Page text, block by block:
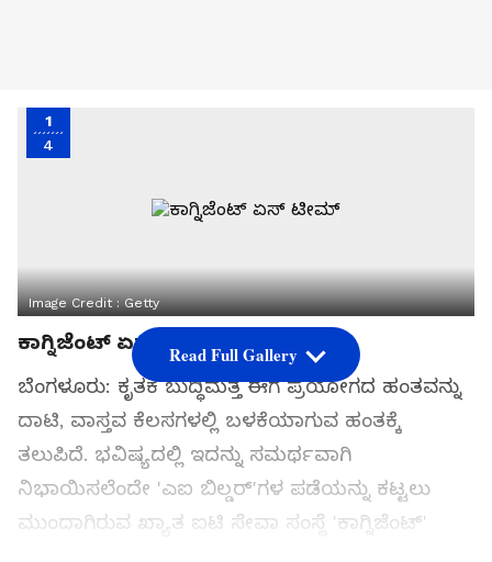
1
4
Image Credit :Getty
ಕಾಗ್ನಿಜೆಂಟ್ ಏಸ್ ಟೀಮ್
ಬೆಂಗಳೂರು: ಕೃತಕ ಬುದ್ಧಿಮತ್ತೆ ಈಗ ಪ್ರಯೋಗದ ಹಂತವನ್ನು
ದಾಟಿ, ವಾಸ್ತವ ಕೆಲಸಗಳಲ್ಲಿ ಬಳಕೆಯಾಗುವ ಹಂತಕ್ಕೆ
ತಲುಪಿದೆ. ಭವಿಷ್ಯದಲ್ಲಿ ಇದನ್ನು ಸಮರ್ಥವಾಗಿ
ನಿಭಾಯಿಸಲೆಂದೇ 'ಎಐ ಬಿಲ್ಡರ್‌'ಗಳ ಪಡೆಯನ್ನು ಕಟ್ಟಲು
ಮುಂದಾಗಿರುವ ಖ್ಯಾತ ಐಟಿ ಸೇವಾ ಸಂಸ್ಥೆ 'ಕಾಗ್ನಿಜೆಂಟ್'
Read Full Gallery